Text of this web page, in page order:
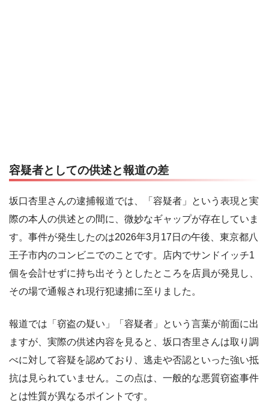
容疑者としての供述と報道の差
坂口杏里さんの逮捕報道では、「容疑者」という表現と実
際の本人の供述との間に、微妙なギャップが存在していま
す。事件が発生したのは2026年3月17日の午後、東京都八
王子市内のコンビニでのことです。店内でサンドイッチ1
個を会計せずに持ち出そうとしたところを店員が発見し、
その場で通報され現行犯逮捕に至りました。
報道では「窃盗の疑い」「容疑者」という言葉が前面に出
ますが、実際の供述内容を見ると、坂口杏里さんは取り調
べに対して容疑を認めており、逃走や否認といった強い抵
抗は見られていません。この点は、一般的な悪質窃盗事件
とは性質が異なるポイントです。